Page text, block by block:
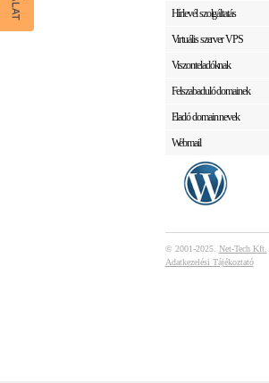
Hírlevél szolgáltatás
Virtuális szerver VPS
Viszonteladóknak
Felszabaduló domainek
Eladó domain nevek
Webmail
© 2001-2025. Net-Tech Kft.
Adatkezelési Tájékoztató